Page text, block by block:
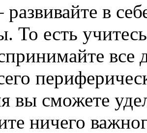
в
То есть
вы сможете
ничего